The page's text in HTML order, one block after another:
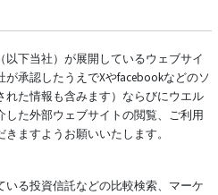
下当社）が展開しているウェブサイ
承認したうえでXやfacebookなどのソ
れた情報も含みます）ならびにウエル
た外部ウェブサイトの閲覧、ご利用
ますようお願いいたします。
る投資信託などの比較検索、マーケ